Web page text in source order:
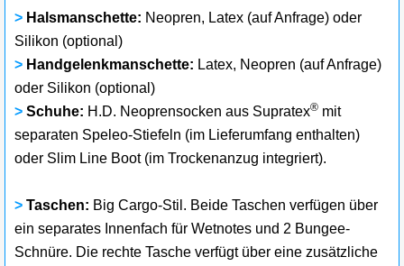
> Halsmanschette: Neopren, Latex (auf Anfrage) oder
Silikon (optional)
> Handgelenkmanschette: Latex, Neopren (auf Anfrage)
oder Silikon (optional)
> Schuhe: H.D. Neoprensocken aus Supratex® mit
separaten Speleo-Stiefeln (im Lieferumfang enthalten)
oder Slim Line Boot (im Trockenanzug integriert).
> Taschen: Big Cargo-Stil. Beide Taschen verfügen über
ein separates Innenfach für Wetnotes und 2 Bungee-
Schnüre. Die rechte Tasche verfügt über eine zusätzliche